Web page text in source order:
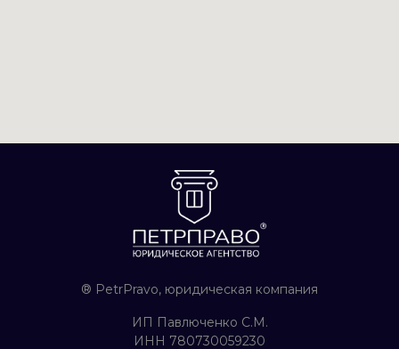
® PetrPravo, юридическая компания
ИП Павлюченко С.М.
ИНН 780730059230